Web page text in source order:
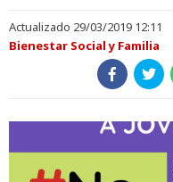
Actualizado 29/03/2019 12:11
Bienestar Social y Familia